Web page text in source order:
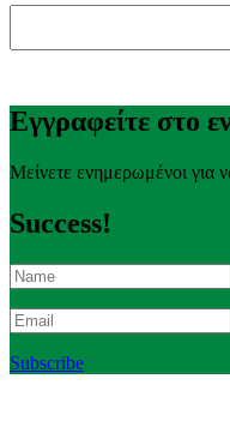
Εγγραφείτε στο
Μείνετε ενημερωμένοι για
Success!
Subscribe